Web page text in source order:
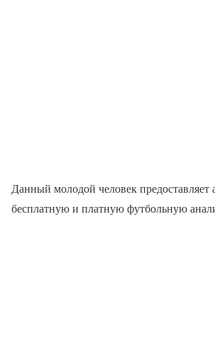
Данный молодой человек предоставляет
бесплатную и платную футбольную